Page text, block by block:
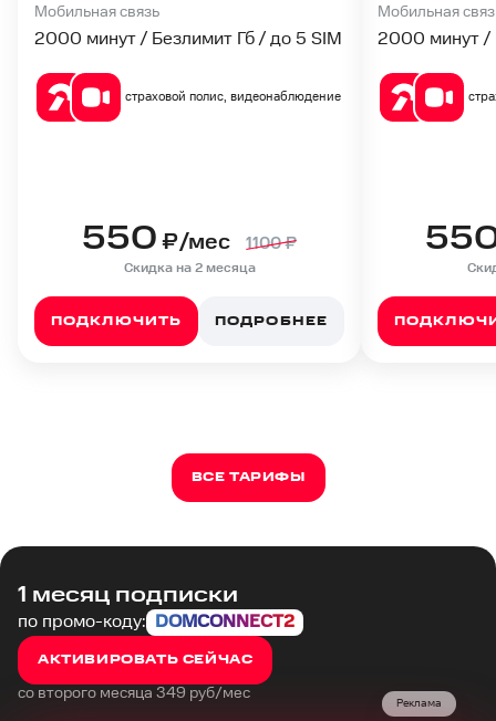
тарифы
Мобильная связь
2000 минут / Безлимит Гб / до 5 SIM
страховой полис, видеонаблюдение
550 ₽/мес 1100₽
Скидка на 2 месяца
ПОДКЛЮЧИТЬ ПОДРОБНЕЕ
Мобильная
2000 минут /
ВСЕ ТАРИФЫ
1 месяц подписки
по промо-коду: DOMCONNECT2
АКТИВИРОВАТЬ СЕЙЧАС
со второго месяца 349 руб/мес
Реклама